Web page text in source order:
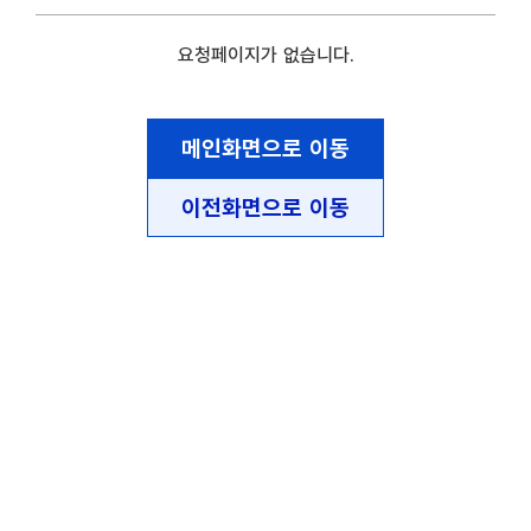
요청페이지가 없습니다.
메인화면으로 이동
이전화면으로 이동